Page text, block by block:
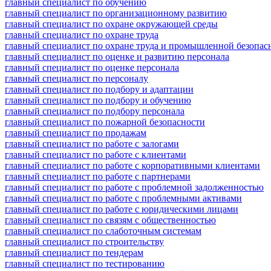
главный специалист по организационному развитию
главный специалист по охране окружающей среды
главный специалист по охране труда
главный специалист по охране труда и промышленной
главный специалист по оценке и развитию персонала
главный специалист по оценке персонала
главный специалист по персоналу
главный специалист по подбору и адаптации
главный специалист по подбору и обучению
главный специалист по подбору персонала
главный специалист по пожарной безопасности
главный специалист по продажам
главный специалист по работе с залогами
главный специалист по работе с клиентами
главный специалист по работе с корпоративными клиентами
главный специалист по работе с партнерами
главный специалист по работе с проблемной задолженностью
главный специалист по работе с проблемными активами
главный специалист по работе с юридическими лицами
главный специалист по связям с общественностью
главный специалист по слаботочным системам
главный специалист по строительству
главный специалист по тендерам
главный специалист по тестированию